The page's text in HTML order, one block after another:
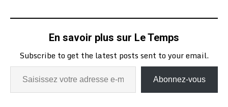
En savoir plus sur Le Temps
Subscribe to get the latest posts sent to your email.
Abonnez-vous